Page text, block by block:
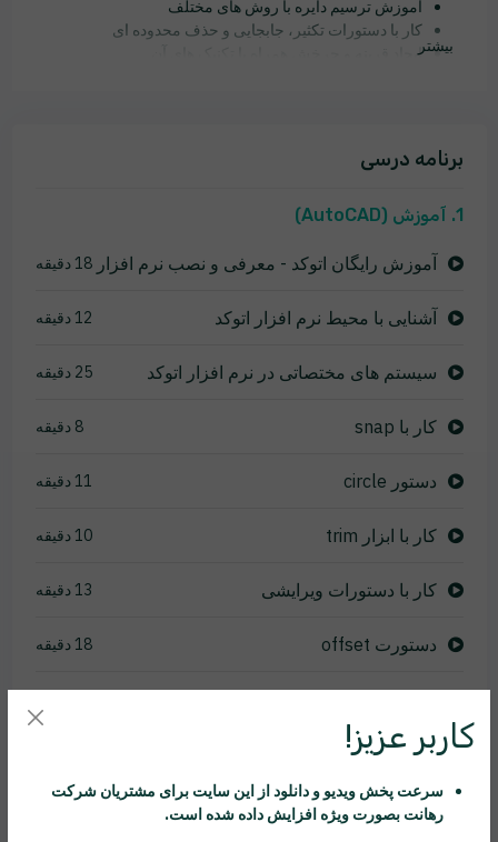
آموزش ترسیم دایره با روش های مختلف
کار با دستورات تکثیر، جابجایی و حذف محدوده ای
ایجاد قرینه و چرخش همراه با تکنیک های آنبیشتر
برنامه درسی
1. آموزش (AutoCAD)
آموزش رایگان اتوکد - معرفی و نصب نرم افزار 18 دقیقه
آشنایی با محیط نرم افزار اتوکد 12 دقیقه
سیستم های مختصاتی در نرم افزار اتوکد 25 دقیقه
کار با snap 8 دقیقه
دستور circle 11 دقیقه
کار با ابزار trim 10 دقیقه
کار با دستورات ویرایشی 13 دقیقه
دستورت offset 18 دقیقه
کار با گروه modify
تمرین با ابزار و دستورات 27 دقیقه
کاربر عزیز!
سرعت پخش ویدیو و دانلود از این سایت برای مشتریان شرکت
رهانت بصورت ویژه افزایش داده شده است.